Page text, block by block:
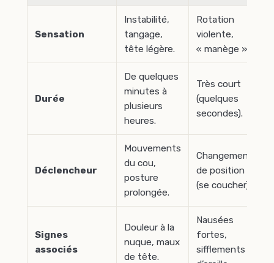
Sensation
Instabilité,
tangage,
tête légère.
Rotation
violente,
« manège ».
Durée
De quelques
minutes à
plusieurs
heures.
Très court
(quelques
secondes).
Déclencheur
Mouvements
du cou,
posture
prolongée.
Changement
de position
(se coucher).
Signes
associés
Douleur à la
nuque, maux
de tête.
Nausées
fortes,
sifflements